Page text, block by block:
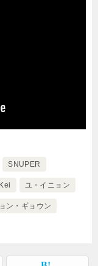
SNUPER
Kei ユ・イニョン
ン・ギョウン